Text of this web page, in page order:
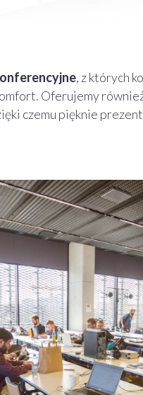
, z których
Oferujemy
czemu pięknie